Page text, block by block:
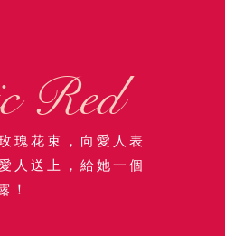
Red
瑰花束，向愛人表
人送上，給她一個
！